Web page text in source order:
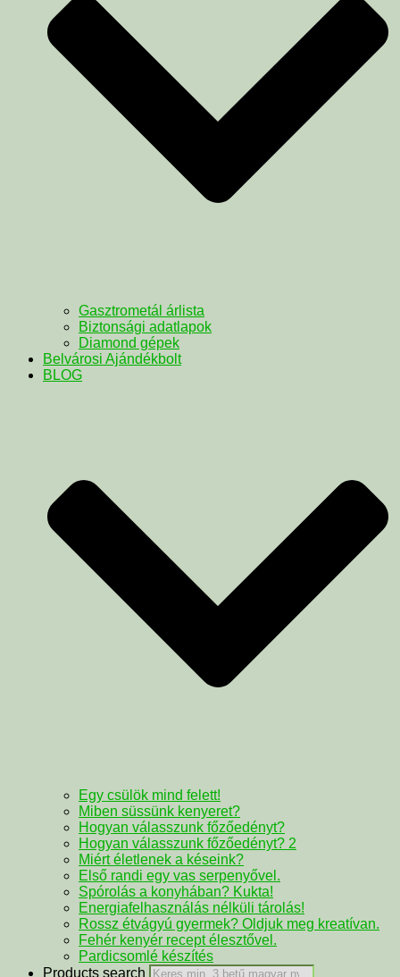
Gasztrometál árlista
Biztonsági adatlapok
Diamond gépek
Belvárosi Ajándékbolt
BLOG
Egy csülök mind felett!
Miben süssünk kenyeret?
Hogyan válasszunk főzőedényt?
Hogyan válasszunk főzőedényt? 2
Miért életlenek a késeink?
Első randi egy vas serpenyővel.
Spórolás a konyhában? Kukta!
Energiafelhasználás nélküli tárolás!
Rossz étvágyú gyermek? Oldjuk meg kreatívan.
Fehér kenyér recept élesztővel.
Pardicsomlé készítés
Products search